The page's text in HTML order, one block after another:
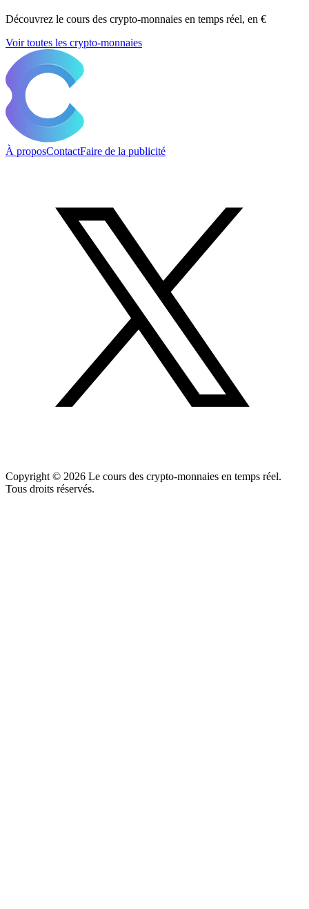
Découvrez le cours des crypto-monnaies en temps réel, en €
Voir toutes les crypto-monnaies
À proposContactFaire de la publicité
Copyright © 2026 Le cours des crypto-monnaies en temps réel.
Tous droits réservés.